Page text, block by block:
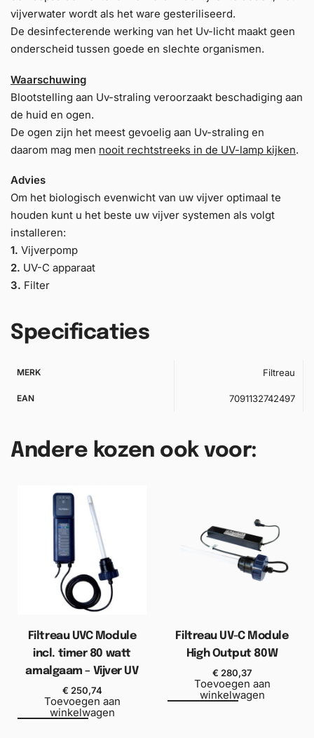
vijverwater wordt als het ware gesteriliseerd.
De desinfecterende werking van het Uv-licht maakt geen
onderscheid tussen goede en slechte organismen.
Waarschuwing
Blootstelling aan Uv-straling veroorzaakt beschadiging aan
de huid en ogen.
De ogen zijn het meest gevoelig aan Uv-straling en
daarom mag men nooit rechtstreeks in de UV-lamp kijken.
Advies
Om het biologisch evenwicht van uw vijver optimaal te
houden kunt u het beste uw vijver systemen als volgt
installeren:
1. Vijverpomp
2. UV-C apparaat
3. Filter
Specificaties
MERK Filtreau
EAN 7091132742497
Andere kozen ook voor:
Filtreau UVC Module
incl. timer 80 watt
amalgaam – Vijver UV
€ 250,74
Toevoegen aan
winkelwagen
Filtreau UV-C Module
High Output 80W
€ 280,37
Toevoegen aan
winkelwagen